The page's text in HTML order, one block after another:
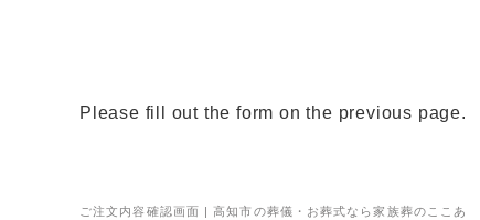
ご注文内容確認画面 | 高知市の葬儀・お葬式なら家族葬のここあ
Please fill out the form on the previous page.